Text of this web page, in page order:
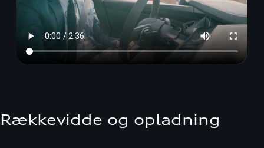
Rækkevidde og opladning